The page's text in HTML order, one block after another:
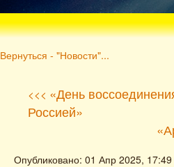
Вернуться - "Новости"...
<<< «День
Россией»
Опубликовано: 01 Апр 2025, 17:49